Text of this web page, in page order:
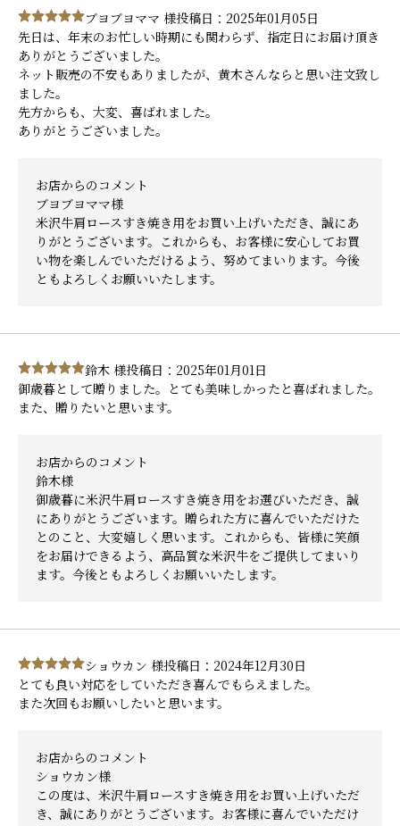
ブヨブヨママ 様投稿日：2025年01月05日
先日は、年末のお忙しい時期にも関わらず、指定日にお届け頂き
ありがとうございました。
ネット販売の不安もありましたが、黄木さんならと思い注文致し
ました。
先方からも、大変、喜ばれました。
ありがとうございました。
お店からのコメント
ブヨブヨママ様
米沢牛肩ロースすき焼き用をお買い上げいただき、誠にあ
りがとうございます。これからも、お客様に安心してお買
い物を楽しんでいただけるよう、努めてまいります。今後
ともよろしくお願いいたします。
鈴木 様投稿日：2025年01月01日
御歳暮として贈りました。とても美味しかったと喜ばれました。
また、贈りたいと思います。
お店からのコメント
鈴木様
御歳暮に米沢牛肩ロースすき焼き用をお選びいただき、誠
にありがとうございます。贈られた方に喜んでいただけた
とのこと、大変嬉しく思います。これからも、皆様に笑顔
をお届けできるよう、高品質な米沢牛をご提供してまいり
ます。今後ともよろしくお願いいたします。
ショウカン 様投稿日：2024年12月30日
とても良い対応をしていただき喜んでもらえました。
また次回もお願いしたいと思います。
お店からのコメント
ショウカン様
この度は、米沢牛肩ロースすき焼き用をお買い上げいただ
き、誠にありがとうございます。お客様に喜んでいただけ